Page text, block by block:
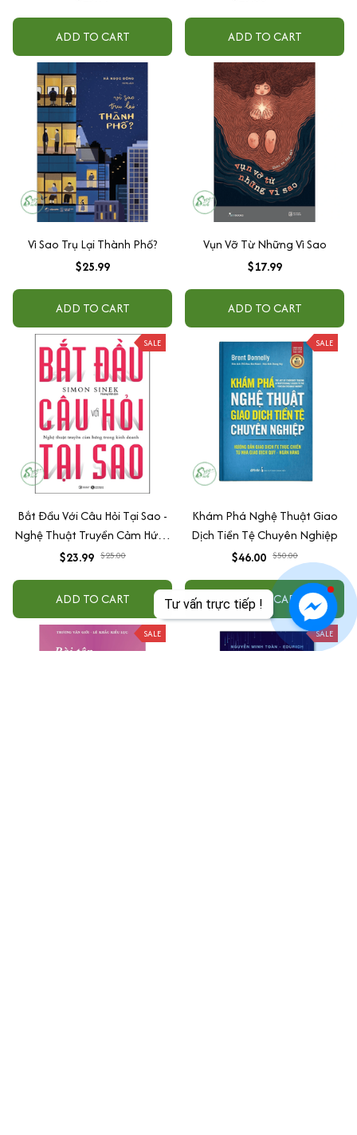
Tư vấn trực tiếp !
ADD TO CART ADD TO CART
Vì Sao Trụ Lại Thành Phố?
$25.99
ADD TO CART
Vụn Vỡ Từ Những Vì Sao
$17.99
ADD TO CART
SALE
Bắt Đầu Với Câu Hỏi Tại Sao -
Nghệ Thuật Truyền Cảm Hứng
Trong Kinh Doanh (Tái Bản)
$23.99 $25.00
ADD TO CART
SALE
Khám Phá Nghệ Thuật Giao
Dịch Tiền Tệ Chuyên Nghiệp
$46.00 $50.00
ADD TO CART
SALE SALE